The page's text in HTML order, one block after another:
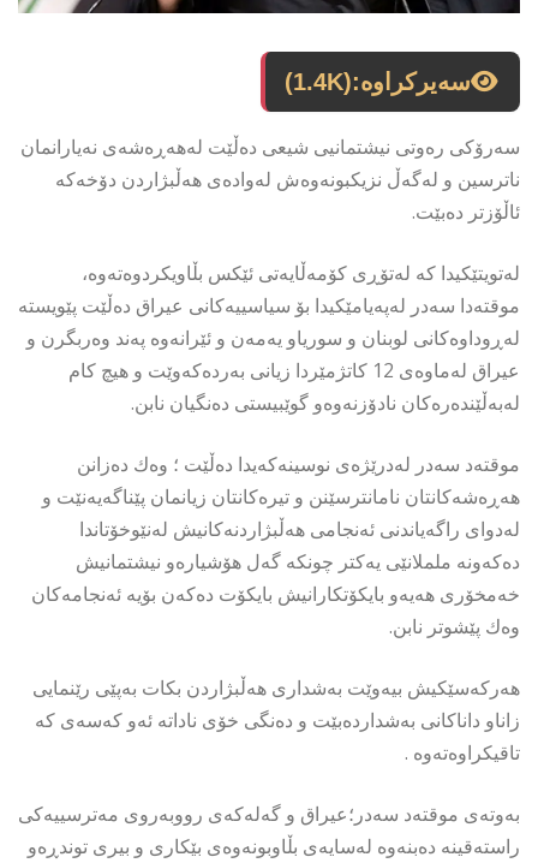
سەیرکراوە:(1.4K)
سەرۆكی رەوتی نیشتمانیی شیعی دەڵێت لەهەڕەشەی نەیارانمان
ناترسین و لەگەڵ نزیكبونەوەش لەوادەی هەڵبژاردن دۆخەكە
ئاڵۆزتر دەبێت.
لەتویتێكیدا كە لەتۆڕی كۆمەڵایەتی ئێكس بڵاویكردوەتەوە،
موقتەدا سەدر لەپەیامێكیدا بۆ سیاسییەكانی عیراق دەڵێت پێویستە
لەڕوداوەكانی لوبنان و سوریاو یەمەن و ئێرانەوە پەند وەربگرن و
عیراق لەماوەی 12 كاتژمێردا زیانی بەردەكەوێت و هیچ كام
لەبەڵێندەرەكان نادۆزنەوەو گوێبیستی دەنگیان نابن.
موقتەد سەدر لەدرێژەی نوسینەكەیدا دەڵێت ؛ وەك دەزانن
هەڕەشەكانتان نامانترسێنن و تیرەكانتان زیانمان پێناگەیەنێت و
لەدوای راگەیاندنی ئەنجامی هەڵبژاردنەكانیش لەنێوخۆتاندا
دەكەونە ململانێی یەكتر چونكە گەل هۆشیارەو نیشتمانیش
خەمخۆری هەیەو بایكۆتكارانیش بایكۆت دەكەن بۆیە ئەنجامەكان
وەك پێشوتر نابن.
هەركەسێكیش بیەوێت بەشداری هەڵبژاردن بكات بەپێی رێنمایی
زاناو داناكانی بەشداردەبێت و دەنگی خۆی ناداتە ئەو كەسەی كە
تاقیكراوەتەوە .
بەوتەی موقتەد سەدر؛عیراق و گەلەكەی رووبەروی مەترسییەكی
راستەقینە دەبنەوە لەسایەی بڵاوبونەوەی بێكاری و بیری توندڕەو